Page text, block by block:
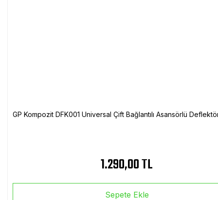
GP Kompozit DFK001 Universal Çift Bağlantılı Asansörlü
1.290,00 TL
Sepete Ekle